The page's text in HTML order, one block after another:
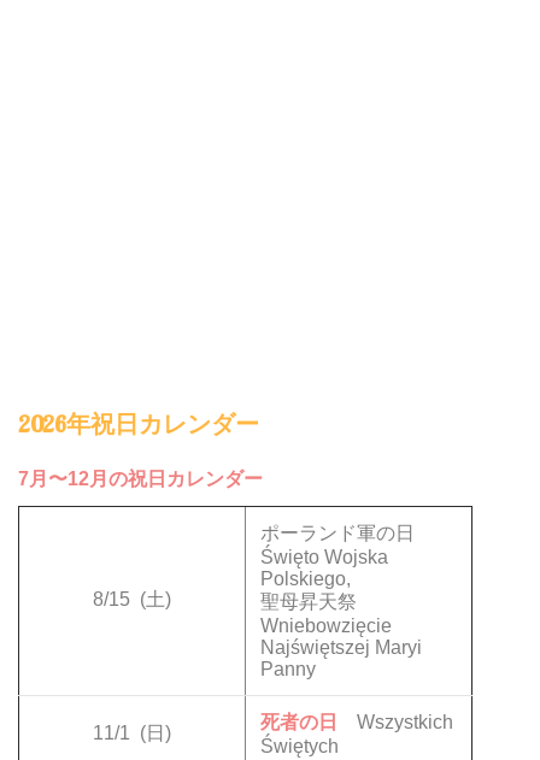
2026年祝日カレンダー
7月〜12月の祝日カレンダー
8/15 (土)
ポーランド軍の日
Święto Wojska
Polskiego,
聖母昇天祭
Wniebowzięcie
Najświętszej Maryi
Panny
11/1 (日)
死者の日
Wszystkich
Świętych